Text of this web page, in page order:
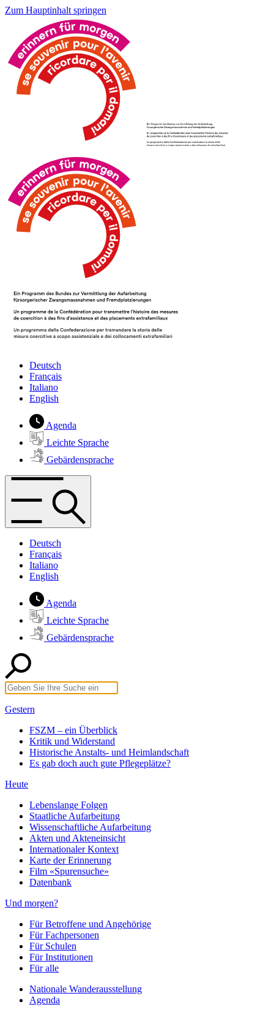
Zum Hauptinhalt springen
Deutsch
Français
Italiano
English
Agenda
Leichte Sprache
Gebärdensprache
Deutsch
Français
Italiano
English
Agenda
Leichte Sprache
Gebärdensprache
Gestern
FSZM – ein Überblick
Kritik und Widerstand
Historische Anstalts- und Heimlandschaft
Es gab doch auch gute Pflegeplätze?
Heute
Lebenslange Folgen
Staatliche Aufarbeitung
Wissenschaftliche Aufarbeitung
Akten und Akteneinsicht
Internationaler Kontext
Karte der Erinnerung
Film «Spurensuche»
Datenbank
Und morgen?
Für Betroffene und Angehörige
Für Fachpersonen
Für Schulen
Für Institutionen
Für alle
Nationale Wanderausstellung
Agenda